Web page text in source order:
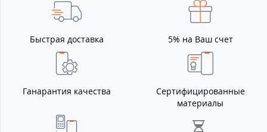
Быстрая доставка 5% на Ваш счет
Ганарантия качества
Сертифицированные
материалы